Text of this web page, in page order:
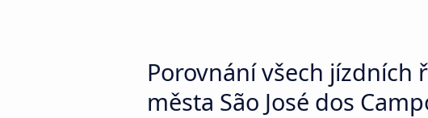
Porovnání všech jízdních
města São José dos